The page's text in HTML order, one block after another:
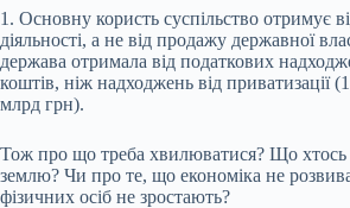
1. Основну користь суспільство отримує
діяльності, а не від продажу державної
держава отримала від податкових
коштів, ніж надходжень від приватизації
млрд грн).
Тож про що треба хвилюватися? Що хтось
землю? Чи про те, що економіка не
фізичних осіб не зростають?